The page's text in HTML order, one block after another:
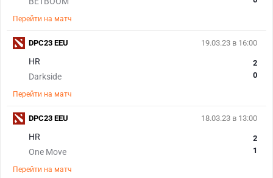
Перейти на матч
19.03.23 в 16:00
HR
Darkside
2
0
Перейти на матч
DPC23 EEU
18.03.23 в 13:00
HR
One Move
2
1
Перейти на матч
DPC23 EEU